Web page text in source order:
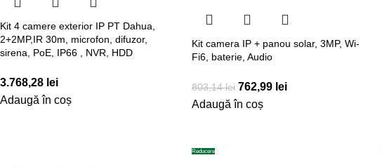
Kit 4 camere exterior IP PT Dahua,
2+2MP,IR 30m, microfon, difuzor,
sirena, PoE, IP66 , NVR, HDD
3.768,28 lei
Adaugă în coș
Kit camera IP + panou solar, 3MP, Wi-
Fi6, baterie, Audio
803,14lei 762,99 lei
Adaugă în coș
Reducere